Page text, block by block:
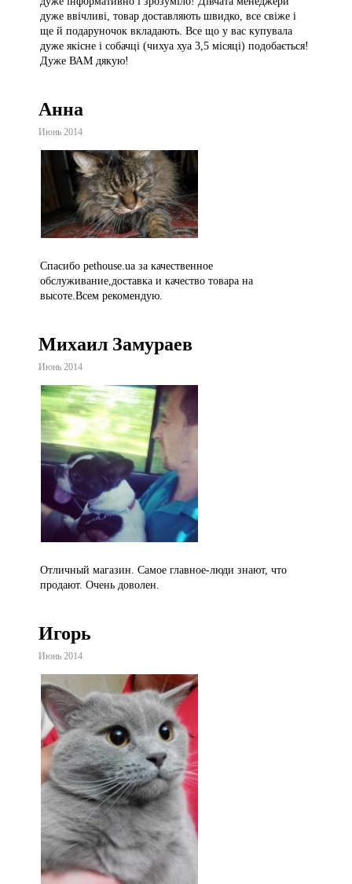
дуже ввічливі, товар доставляють швидко, все свіже і
ще й подаруночок вкладають. Все що у вас купувала
дуже якісне і собачці (чихуа хуа 3,5 місяці) подобається!
Дуже ВАМ дякую!
Анна
Июнь 2014
Спасибо pethouse.ua за качественное
обслуживание,доставка и качество товара на
высоте.Всем рекомендую.
Михаил Замураев
Июнь 2014
Отличный магазин. Самое главное-люди знают, что
продают. Очень доволен.
Игорь
Июнь 2014